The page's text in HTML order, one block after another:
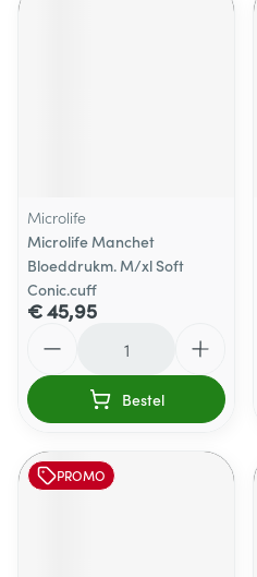
Microlife
Microlife Manchet
Bloeddrukm. M/xl Soft
Conic.cuff
€ 45,95
Bestel
PROMO